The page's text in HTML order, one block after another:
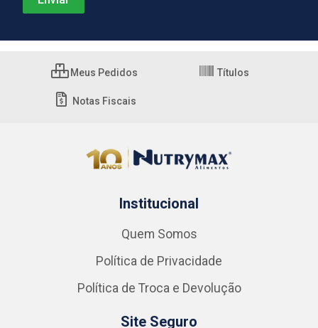
Meus Pedidos Títulos
Notas Fiscais
Institucional
Quem Somos
Política de Privacidade
Política de Troca e Devolução
Site Seguro